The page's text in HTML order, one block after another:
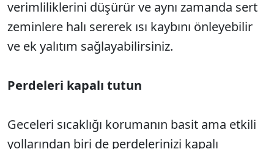
verimliliklerini düşürür ve aynı zamanda sert
zeminlere halı sererek ısı kaybını önleyebilir
ve ek yalıtım sağlayabilirsiniz.
Perdeleri kapalı tutun
Geceleri sıcaklığı korumanın basit ama etkili
yollarından biri de perdelerinizi kapalı